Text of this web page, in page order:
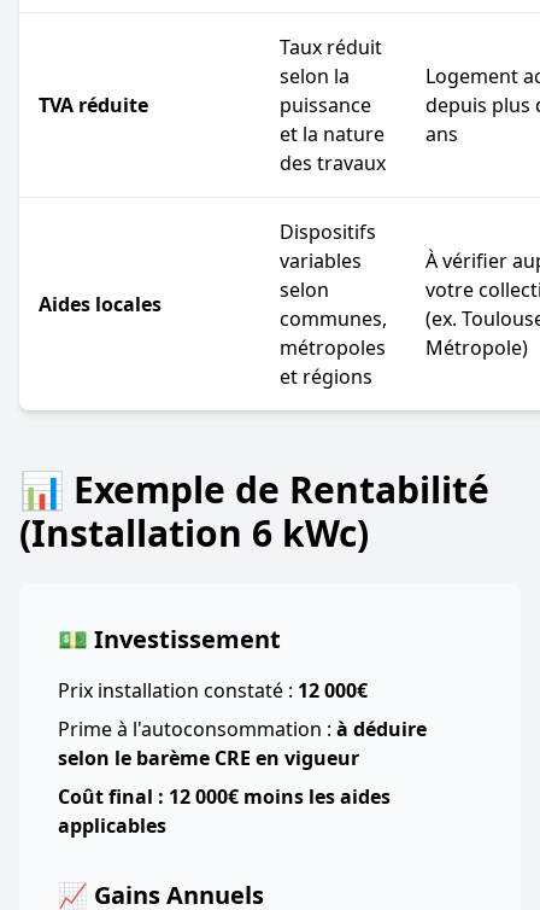
TVA réduite
Taux réduit
selon la
puissance
et la nature
des travaux
Logement
depuis plus
ans
Aides locales
Dispositifs
variables
selon
communes,
métropoles
et régions
À vérifier
votre
(ex.
Métropole)
📊 Exemple de Rentabilité
(Installation 6 kWc)
💵 Investissement
Prix installation constaté : 12 000€
Prime à l'autoconsommation : à déduire
selon le barème CRE en vigueur
Coût final : 12 000€ moins les aides
applicables
📈 Gains Annuels